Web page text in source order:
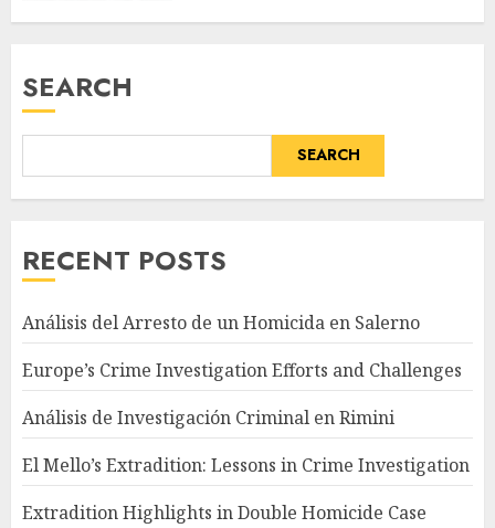
SEARCH
SEARCH
RECENT POSTS
Análisis del Arresto de un Homicida en Salerno
Europe’s Crime Investigation Efforts and Challenges
Análisis de Investigación Criminal en Rimini
El Mello’s Extradition: Lessons in Crime Investigation
Extradition Highlights in Double Homicide Case